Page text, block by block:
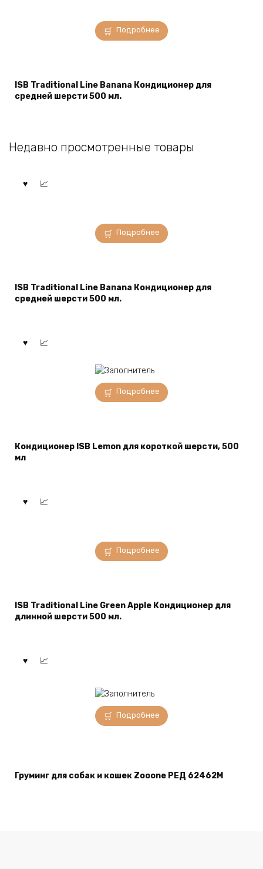
Подробнее
ISB Traditional Line Banana Кондиционер для
средней шерсти 500 мл.
Недавно просмотренные товары
Подробнее
ISB Traditional Line Banana Кондиционер для
средней шерсти 500 мл.
Подробнее
Кондиционер ISB Lemon для короткой шерсти, 500
мл
Подробнее
ISB Traditional Line Green Apple Кондиционер для
длинной шерсти 500 мл.
Подробнее
Груминг для собак и кошек Zooone РЕД 62462M